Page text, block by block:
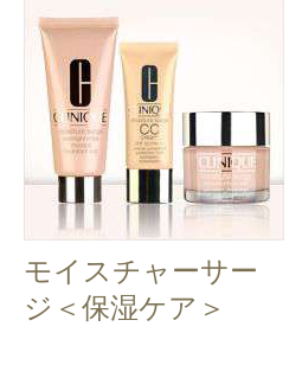
モイスチャーサー
ジ＜保湿ケア＞